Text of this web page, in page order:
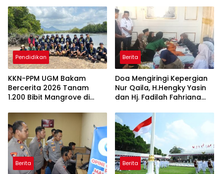
Takalar Menyalakan
Lentera Pengabdian
Melalui Malam Apresiasi
dan Inovasi Award 2026
Panggung Penghargaan
bagi Pelayan Publik
Berprestasi
Pendidikan
KKN-PPM UGM Bakam
Bercerita 2026 Tanam
1.200 Bibit Mangrove di
Berita
Doa Mengiringi Kepergian
Nur Qaila, H.Hengky Yasin
dan Hj. Fadilah Fahriana
Keluarga
Berita Berita